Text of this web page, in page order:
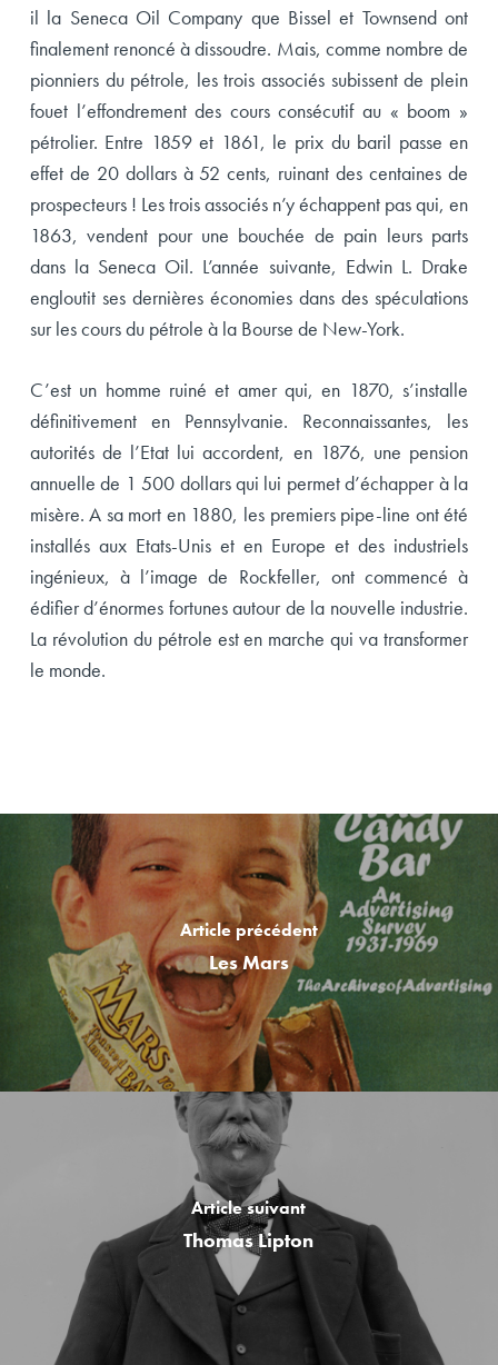
il la Seneca Oil Company que Bissel et Townsend ont
finalement renoncé à dissoudre. Mais, comme nombre de
pionniers du pétrole, les trois associés subissent de plein
fouet l’effondrement des cours consécutif au « boom »
pétrolier. Entre 1859 et 1861, le prix du baril passe en
effet de 20 dollars à 52 cents, ruinant des centaines de
prospecteurs ! Les trois associés n’y échappent pas qui, en
1863, vendent pour une bouchée de pain leurs parts
dans la Seneca Oil. L’année suivante, Edwin L. Drake
engloutit ses dernières économies dans des spéculations
sur les cours du pétrole à la Bourse de New-York.
C’est un homme ruiné et amer qui, en 1870, s’installe
définitivement en Pennsylvanie. Reconnaissantes, les
autorités de l’Etat lui accordent, en 1876, une pension
annuelle de 1 500 dollars qui lui permet d’échapper à la
misère. A sa mort en 1880, les premiers pipe-line ont été
installés aux Etats-Unis et en Europe et des industriels
ingénieux, à l’image de Rockfeller, ont commencé à
édifier d’énormes fortunes autour de la nouvelle industrie.
La révolution du pétrole est en marche qui va transformer
le monde.
Article précédent
Les Mars
Article suivant
Thomas Lipton